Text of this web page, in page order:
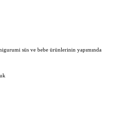
süs ve bebe ürünlerinin yapımında